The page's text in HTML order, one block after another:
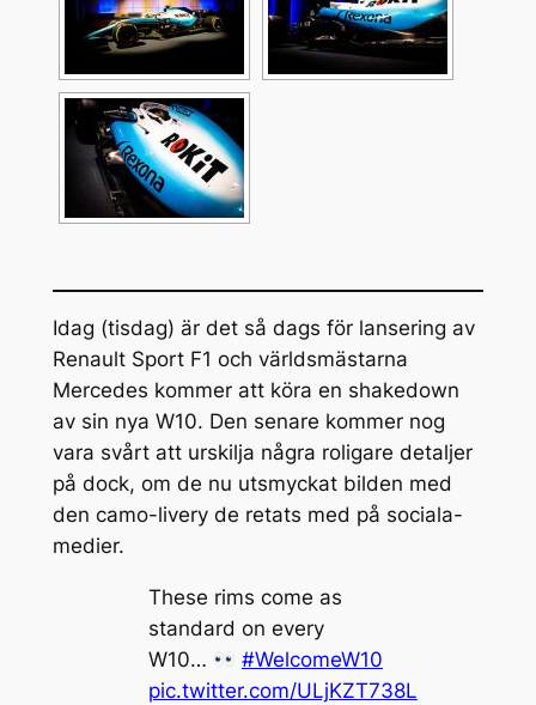
Idag (tisdag) är det så dags för lansering av
Renault Sport F1 och världsmästarna
Mercedes kommer att köra en shakedown
av sin nya W10. Den senare kommer nog
vara svårt att urskilja några roligare detaljer
på dock, om de nu utsmyckat bilden med
den camo-livery de retats med på sociala-
medier.
These rims come as
standard on every
W10…
#WelcomeW10
pic.twitter.com/ULjKZT738L